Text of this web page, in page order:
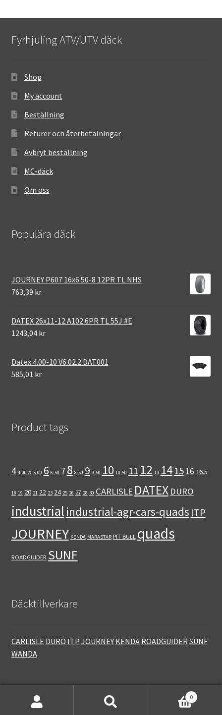
Fyrhjuling ATV/UTV däck
Shop
My account
Beställning
Returer och återbetalningar
Avbryt beställning
MC-däck
Om oss
Populära däck
JOURNEY P607 16x6.50-8 12PR TL NHS
763,39 kr
DATEX 26x11-12 A102 6PR TL 55J #E
1243,04 kr
Datex 4.00-10 V6.02.2 DAT001
585,01 kr
Product tags
4 4.00 5 5.00 6 6.50 78 8.50 9 9.50 10 10.50 11 12 13 14 1516 16.5
18 19 20 21 22 23 24 25 26 27 28 30 CARLISLE DATEX DURO
industrial industrial-agr-cars-quads ITP
JOURNEY KENDA MARASTAR PIT BULL quads
ROADGUIDER SUNF
Däcktillverkare
CARLISLE DURO ITP JOURNEY KENDA ROADGUIDER SUNF
WANDA
0